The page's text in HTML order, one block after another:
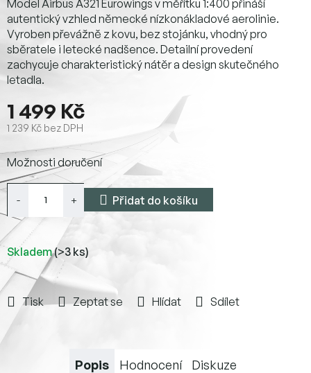
1 499 Kč
1 239 Kč bez DPH
Měrná
cena:
Skladem(>3 ks)
Možnosti doručení
Přidat do košíku
Model Airbus A321 Eurowings v měřítku 1:400 přináší
autentický vzhled německé nízkonákladové aerolinie.
Vyroben převážně z kovu, bez stojánku, vhodný pro
sběratele i letecké nadšence. Detailní provedení
zachycuje charakteristický nátěr a design skutečného
letadla.
Tisk Zeptat se Hlídat Sdílet
Popis Hodnocení Diskuze